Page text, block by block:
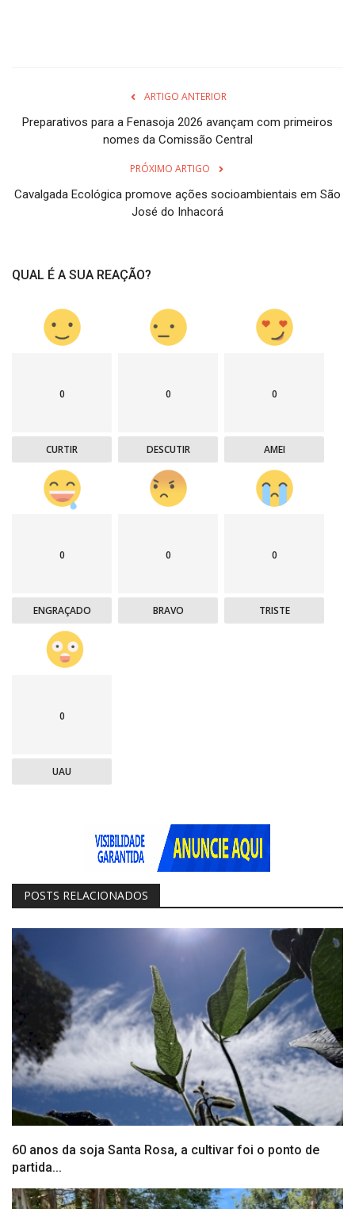
ARTIGO ANTERIOR
Preparativos para a Fenasoja 2026 avançam com primeiros
nomes da Comissão Central
PRÓXIMO ARTIGO
Cavalgada Ecológica promove ações socioambientais em São
José do Inhacorá
QUAL É A SUA REAÇÃO?
0
CURTIR
0
DESCUTIR
0
AMEI
0
ENGRAÇADO
0
BRAVO
0
TRISTE
0
UAU
POSTS RELACIONADOS
60 anos da soja Santa Rosa, a cultivar foi o ponto de
partida...